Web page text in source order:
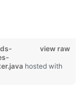
view raw
hosted with